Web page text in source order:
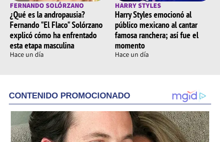
FERNANDO SOLÓRZANO
¿Qué es la andropausia?
Fernando "El Flaco" Solórzano
explicó cómo ha enfrentado
esta etapa masculina
Hace un día
HARRY STYLES
Harry Styles emocionó al
público mexicano al cantar
famosa ranchera; así fue el
momento
Hace un día